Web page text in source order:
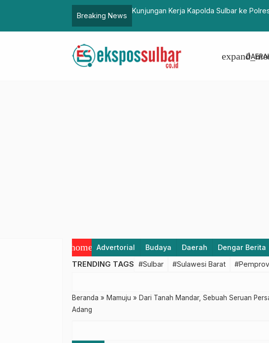
Breaking News
Kunjungan Kerja Kapolda Sulbar ke
home Advertorial Budaya Daerah Dengar Berita
TRENDING TAGS #Sulbar #Sulawesi Barat
Beranda » Mamuju » Dari Tanah Mandar, Sebuah Seruan
Adang